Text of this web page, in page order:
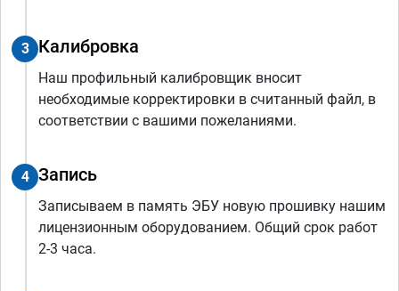
3 Калибровка
Наш профильный калибровщик вносит
необходимые корректировки в считанный файл, в
соответствии с вашими пожеланиями.
4 Запись
Записываем в память ЭБУ новую прошивку нашим
лицензионным оборудованием. Общий срок работ
2-3 часа.